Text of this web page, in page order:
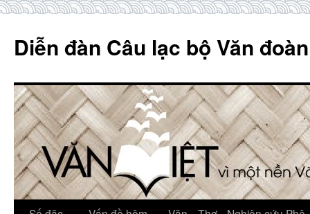
content
Diễn đàn Câu lạc bộ Văn